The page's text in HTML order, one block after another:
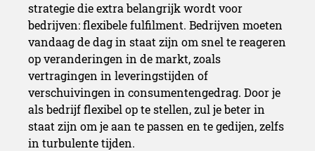
strategie die extra belangrijk wordt voor
bedrijven: flexibele fulfilment. Bedrijven moeten
vandaag de dag in staat zijn om snel te reageren
op veranderingen in de markt, zoals
vertragingen in leveringstijden of
verschuivingen in consumentengedrag. Door je
als bedrijf flexibel op te stellen, zul je beter in
staat zijn om je aan te passen en te gedijen, zelfs
in turbulente tijden.